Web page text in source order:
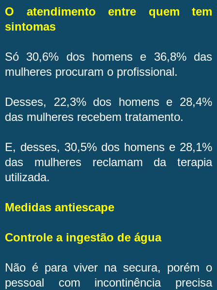
O atendimento entre quem tem
sintomas
Só 30,6% dos homens e 36,8% das
mulheres procuram o profissional.
Desses, 22,3% dos homens e 28,4%
das mulheres recebem tratamento.
E, desses, 30,5% dos homens e 28,1%
das mulheres reclamam da terapia
utilizada.
Medidas antiescape
Controle a ingestão de água
Não é para viver na secura, porém o
pessoal com incontinência precisa